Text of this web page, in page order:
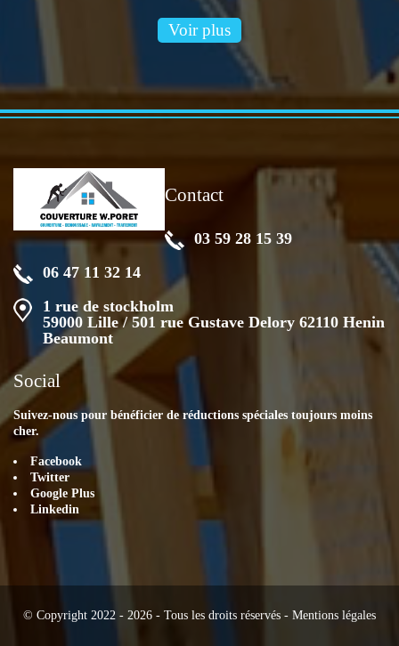
Voir plus
Contact
03 59 28 15 39
06 47 11 32 14
1 rue de stockholm
59000 Lille / 501 rue Gustave Delory 62110 Henin
Beaumont
Social
Suivez-nous pour bénéficier de réductions spéciales toujours moins
cher.
Facebook
Twitter
Google Plus
Linkedin
© Copyright 2022 - 2026 - Tous les droits réservés - Mentions légales